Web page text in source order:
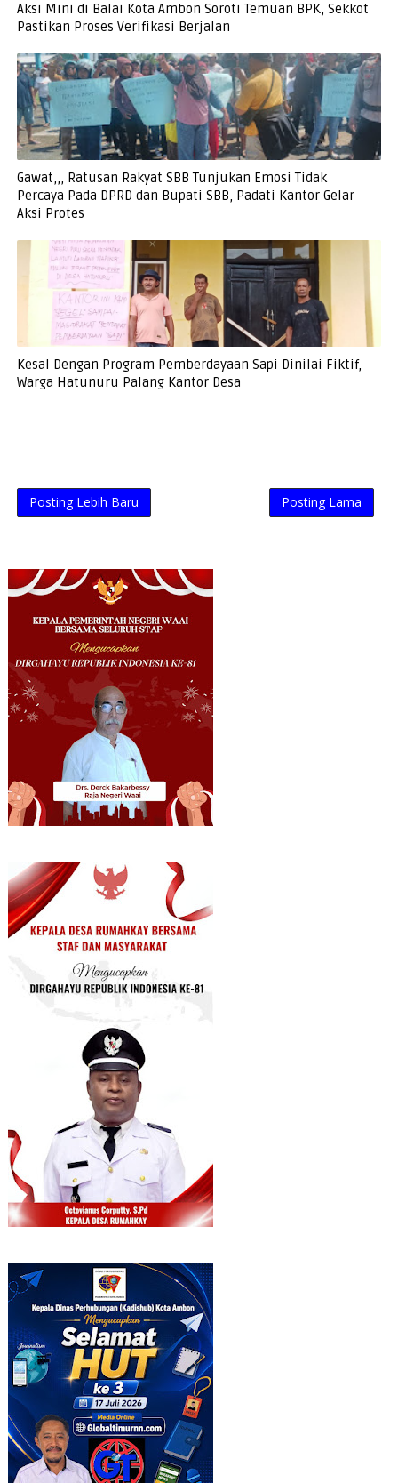
Aksi Mini di Balai Kota Ambon Soroti Temuan BPK, Sekkot
Pastikan Proses Verifikasi Berjalan
Gawat,,, Ratusan Rakyat SBB Tunjukan Emosi Tidak
Percaya Pada DPRD dan Bupati SBB, Padati Kantor Gelar
Aksi Protes
Kesal Dengan Program Pemberdayaan Sapi Dinilai Fiktif,
Warga Hatunuru Palang Kantor Desa
Posting Lebih Baru Posting Lama